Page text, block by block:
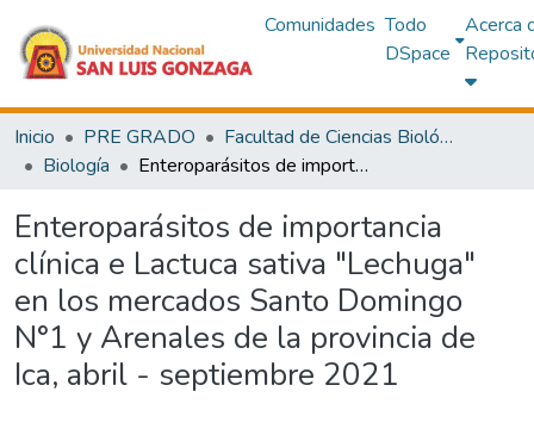
Comunidades Todo
DSpace
Acerca
Inicio PRE GRADO
Facultad de Ciencias Biológicas
Biología
Enteroparásitos de importancia clínica e Lactuca sativa "Lechuga" en los mercados Santo Domingo N°1 y Arenales de la provincia de Ica, abril - septiembre 2021
Enteroparásitos de importancia
clínica e Lactuca sativa "Lechuga"
en los mercados Santo Domingo
N°1 y Arenales de la provincia de
Ica, abril - septiembre 2021